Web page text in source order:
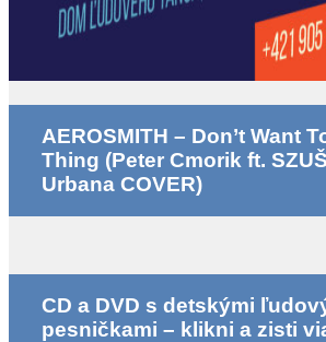
AEROSMITH – Don’t Want
Thing (Peter Cmorik ft.
Urbana COVER)
CD a DVD s detskými
pesničkami – klikni a zisti